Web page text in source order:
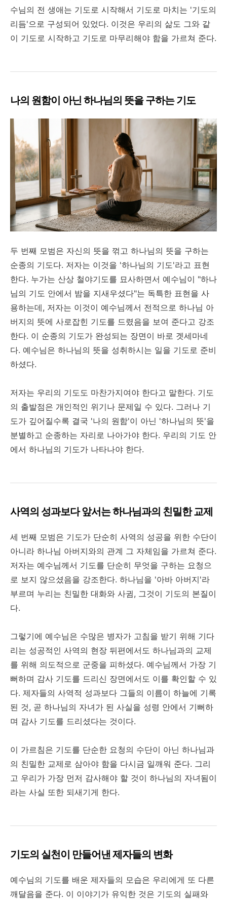
수님의 전 생애는 기도로 시작해서 기도로 마치는 '기도의
리듬'으로 구성되어 있었다. 이것은 우리의 삶도 그와 같
이 기도로 시작하고 기도로 마무리해야 함을 가르쳐 준다.
나의 원함이 아닌 하나님의 뜻을 구하는 기도
두 번째 모범은 자신의 뜻을 꺾고 하나님의 뜻을 구하는
순종의 기도다. 저자는 이것을 '하나님의 기도'라고 표현
한다. 누가는 산상 철야기도를 묘사하면서 예수님이 "하나
님의 기도 안에서 밤을 지새우셨다"는 독특한 표현을 사
용하는데, 저자는 이것이 예수님께서 전적으로 하나님 아
버지의 뜻에 사로잡힌 기도를 드렸음을 보여 준다고 강조
한다. 이 순종의 기도가 완성되는 장면이 바로 겟세마네
다. 예수님은 하나님의 뜻을 성취하시는 일을 기도로 준비
하셨다.
저자는 우리의 기도도 마찬가지여야 한다고 말한다. 기도
의 출발점은 개인적인 위기나 문제일 수 있다. 그러나 기
도가 깊어질수록 결국 '나의 원함'이 아닌 '하나님의 뜻'을
분별하고 순종하는 자리로 나아가야 한다. 우리의 기도 안
에서 하나님의 기도가 나타나야 한다.
사역의 성과보다 앞서는 하나님과의 친밀한 교제
세 번째 모범은 기도가 단순히 사역의 성공을 위한 수단이
아니라 하나님 아버지와의 관계 그 자체임을 가르쳐 준다.
저자는 예수님께서 기도를 단순히 무엇을 구하는 요청으
로 보지 않으셨음을 강조한다. 하나님을 '아바 아버지'라
부르며 누리는 친밀한 대화와 사귐, 그것이 기도의 본질이
다.
그렇기에 예수님은 수많은 병자가 고침을 받기 위해 기다
리는 성공적인 사역의 현장 뒤편에서도 하나님과의 교제
를 위해 의도적으로 군중을 피하셨다. 예수님께서 가장 기
뻐하며 감사 기도를 드리신 장면에서도 이를 확인할 수 있
다. 제자들의 사역적 성과보다 그들의 이름이 하늘에 기록
된 것, 곧 하나님의 자녀가 된 사실을 성령 안에서 기뻐하
며 감사 기도를 드리셨다는 것이다.
이 가르침은 기도를 단순한 요청의 수단이 아닌 하나님과
의 친밀한 교제로 삼아야 함을 다시금 일깨워 준다. 그리
고 우리가 가장 먼저 감사해야 할 것이 하나님의 자녀됨이
라는 사실 또한 되새기게 한다.
기도의 실천이 만들어낸 제자들의 변화
예수님의 기도를 배운 제자들의 모습은 우리에게 또 다른
깨달음을 준다. 이 이야기가 유익한 것은 기도의 실패와